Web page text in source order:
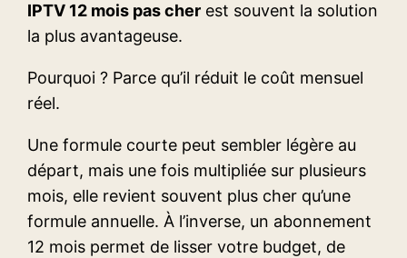
IPTV 12 mois pas cher est souvent la solution
la plus avantageuse.
Pourquoi ? Parce qu’il réduit le coût mensuel
réel.
Une formule courte peut sembler légère au
départ, mais une fois multipliée sur plusieurs
mois, elle revient souvent plus cher qu’une
formule annuelle. À l’inverse, un abonnement
12 mois permet de lisser votre budget, de